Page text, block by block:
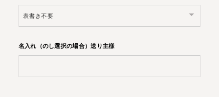
名入れ（のし選択の場合）送り主様